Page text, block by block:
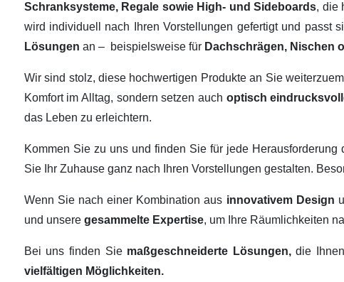
Schranksysteme, Regale sowie High- und Sideboards, die
wird individuell nach Ihren Vorstellungen gefertigt und passt
Lösungen an – beispielsweise für Dachschrägen, Nischen
Wir sind stolz, diese hochwertigen Produkte an Sie
Komfort im Alltag, sondern setzen auch optisch
das Leben zu erleichtern.
Kommen Sie zu uns und finden Sie für jede Herausforderung
Sie Ihr Zuhause ganz nach Ihren Vorstellungen gestalten.
Wenn Sie nach einer Kombination aus innovativem Design
und unsere gesammelte Expertise, um Ihre Räumlichkeiten
Bei uns finden Sie maßgeschneiderte Lösungen,die
vielfältigen Möglichkeiten.